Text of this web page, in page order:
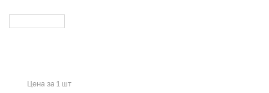
Цена за 1 шт